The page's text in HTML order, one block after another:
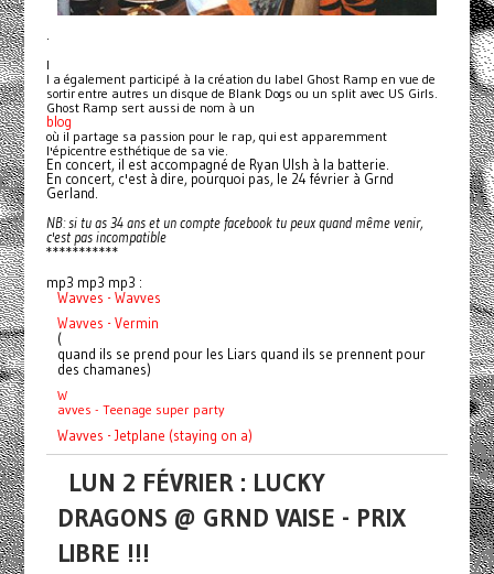
.
I
l a également participé à la création du label Ghost Ramp en vue de
sortir entre autres un disque de Blank Dogs ou un split avec US Girls.
Ghost Ramp sert aussi de nom à un
blog
où il partage sa passion pour le rap, qui est apparemment
l'épicentre esthétique de sa vie.
En concert, il est accompagné de Ryan Ulsh à la batterie.
En concert, c'est à dire, pourquoi pas, le 24 février à Grnd
Gerland.
NB: si tu as 34 ans et un compte facebook tu peux quand même venir,
c'est pas incompatible
***********
mp3 mp3 mp3 :
Wavves - Wavves
Wavves - Vermin
(
quand ils se prend pour les Liars quand ils se prennent pour
des chamanes)
W
avves - Teenage super party
Wavves - Jetplane (staying on a)
LUN 2 FÉVRIER : LUCKY
DRAGONS @ GRND VAISE - PRIX
LIBRE !!!